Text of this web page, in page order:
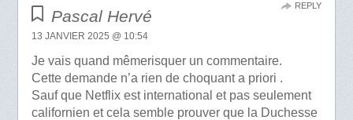
Pascal Hervé
13 JANVIER 2025 @ 10:54
Je vais quand mêmerisquer un commentaire.
Cette demande n’a rien de choquant a priori .
Sauf que Netflix est international et pas seulement
californien et cela semble prouver que la Duchesse
REPLY